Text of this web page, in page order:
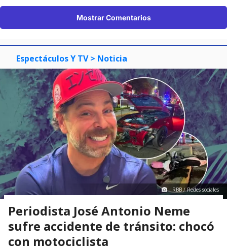
Mostrar Comentarios
Espectáculos Y TV > Noticia
RBB / Redes sociales
Periodista José Antonio Neme
sufre accidente de tránsito: chocó
con motociclista